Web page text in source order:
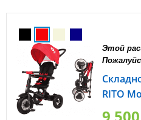
Этой
RITO